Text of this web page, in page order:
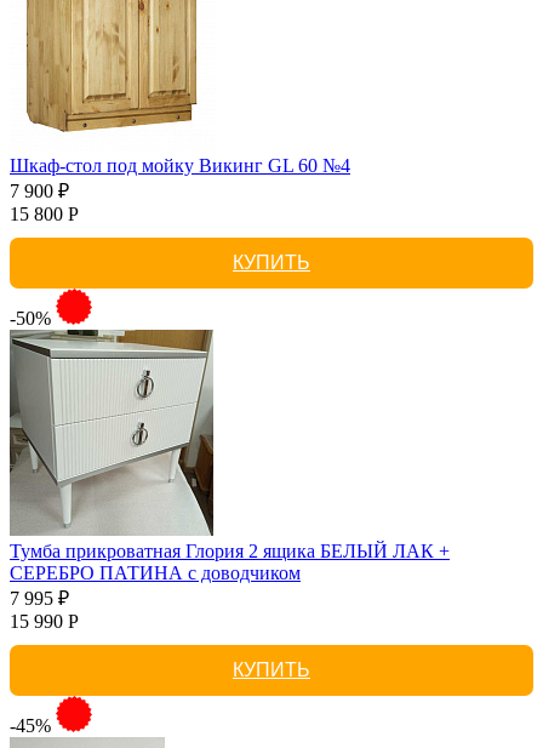
Шкаф-стол под мойку Викинг GL 60 №4
7 900 ₽
15 800 Р
КУПИТЬ
-50%
Тумба прикроватная Глория 2 ящика БЕЛЫЙ ЛАК +
СЕРЕБРО ПАТИНА с доводчиком
7 995 ₽
15 990 Р
КУПИТЬ
-45%